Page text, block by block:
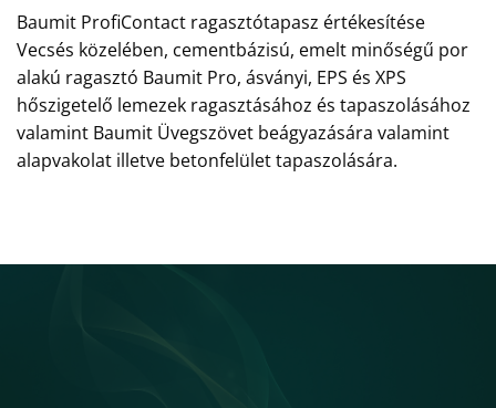
Baumit ProfiContact ragasztótapasz értékesítése
Vecsés közelében, cementbázisú, emelt minőségű por
alakú ragasztó Baumit Pro, ásványi, EPS és XPS
hőszigetelő lemezek ragasztásához és tapaszolásához
valamint Baumit Üvegszövet beágyazására valamint
alapvakolat illetve betonfelület tapaszolására.